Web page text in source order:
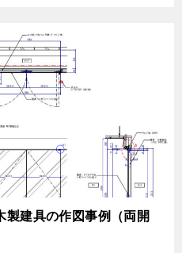
製建具の作図事例（両開